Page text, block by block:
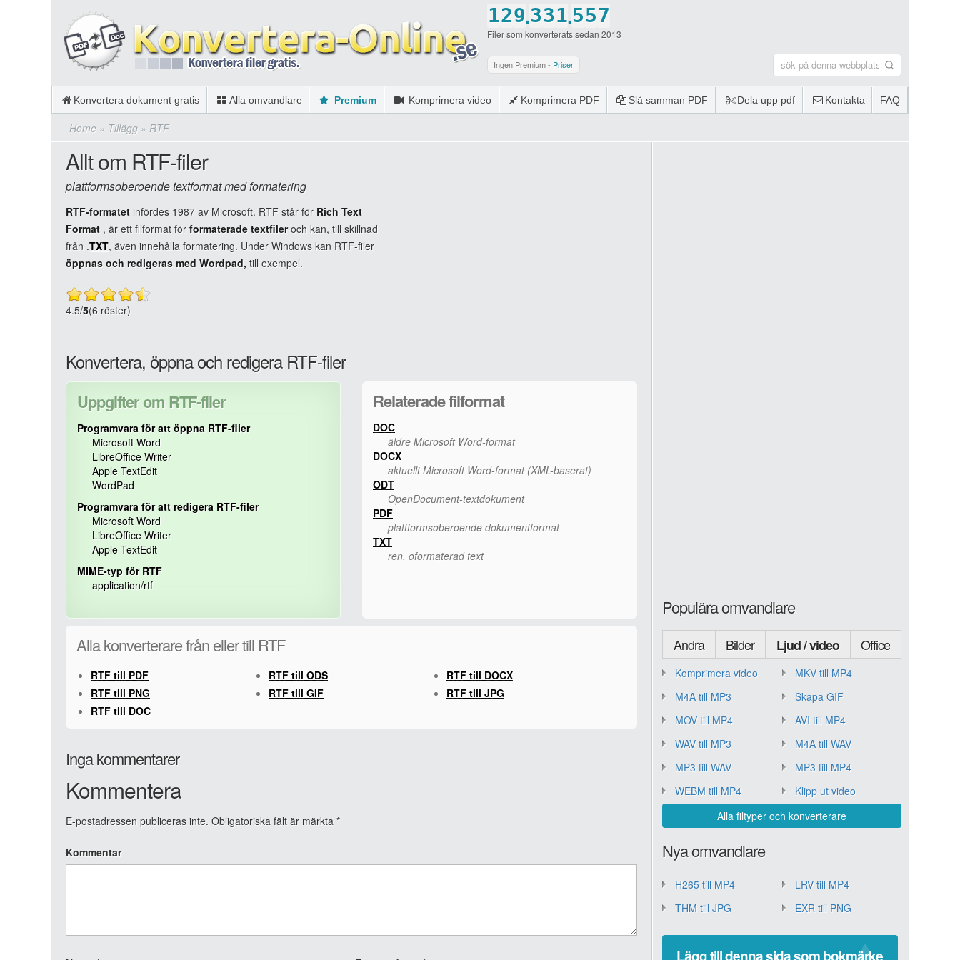
1
2
3
4
5
6
2
3
4
5
6
7
9
0
.3
4
5
6
7
8
3
4
5
6
7
8
1
2
3
4
5
6
.5
6
7
8
9
0
5
6
8
9
0
7
8
0
Filer som konverterats sedan 2013
Ingen Premium - Priser
Konvertera dokument gratis Alla omvandlare Premium Komprimera video Komprimera PDF Slå samman PDF Dela upp pdf Kontakta FAQ
Home » Tillägg » RTF
Allt om RTF-filer
plattformsoberoende textformat med formatering
RTF-formatet infördes 1987 av Microsoft. RTF står för Rich Text
Format , är ett filformat för formaterade textfileroch kan, till skillnad
från .TXT, även innehålla formatering. Under Windows kan RTF-filer
öppnas och redigeras med Wordpad, till exempel.
4.5/5(6 röster)
Konvertera, öppna och redigera RTF-filer
Uppgifter om RTF-filer
Programvara för att öppna RTF-filer
Microsoft Word
LibreOffice Writer
Apple TextEdit
WordPad
Programvara för att redigera RTF-filer
Microsoft Word
LibreOffice Writer
Apple TextEdit
MIME-typ för RTF
application/rtf
Relaterade filformat
DOC
äldre Microsoft Word-format
DOCX
aktuellt Microsoft Word-format (XML-baserat)
ODT
OpenDocument-textdokument
PDF
plattformsoberoende dokumentformat
TXT
ren, oformaterad text
Alla konverterare från eller till RTF
RTF till PDF RTF till ODS
RTF till DOCX
RTF till PNG
RTF till GIF
RTF till JPG
RTF till DOC
Inga kommentarer
Kommentera
E-postadressen publiceras inte. Obligatoriska fält är märkta *
Kommentar
Populära omvandlare
Andra Bilder Ljud / video Office
Komprimera video
MKV till MP4
M4A till MP3
Skapa GIF
MOV till MP4
AVI till MP4
WAV till MP3
M4A till WAV
MP3 till WAV
MP3 till MP4
WEBM till MP4
Klipp ut video
Alla filtyper och konverterare
Nya omvandlare
H265 till MP4
LRV till MP4
THM till JPG
EXR till PNG
Lägg till denna sida som bokmärke